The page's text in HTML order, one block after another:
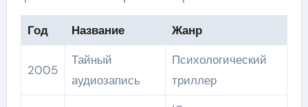
Год Название Жанр
2005
Тайный
аудиозапись
Психологический
триллер